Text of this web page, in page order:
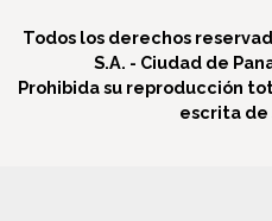
Todos los derechos
S.A. - Ciudad de
Prohibida su reproducción
escrita de